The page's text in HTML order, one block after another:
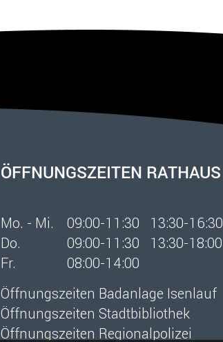
ÖFFNUNGSZEITEN RATHAUS
Mo. - Mi.
09:00-11:30 13:30-16:30
Do.
09:00-11:30 13:30-18:00
Fr.
08:00-14:00
Öffnungszeiten Badanlage Isenlauf
Öffnungszeiten Stadtbibliothek
Öffnungszeiten Regionalpolizei